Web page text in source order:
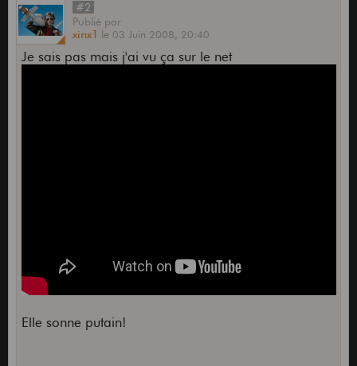
#2
Publié par
xinx1 le 03 Juin 2008, 20:40
Je sais pas mais j'ai vu ça sur le net
Elle sonne putain!